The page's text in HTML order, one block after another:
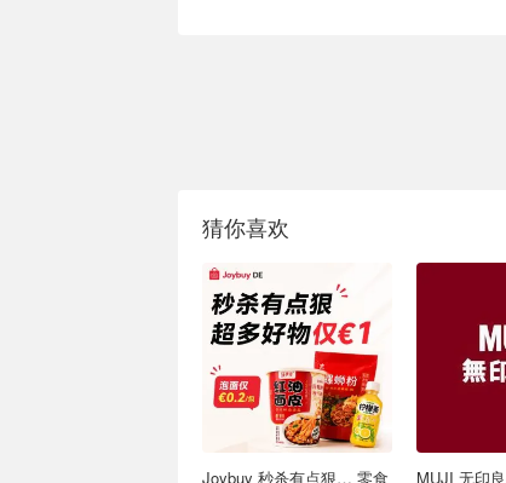
猜你喜欢
Joybuy 秒杀有点狠… 零食 MUJI 无印